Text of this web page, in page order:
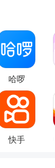
哈啰
快手